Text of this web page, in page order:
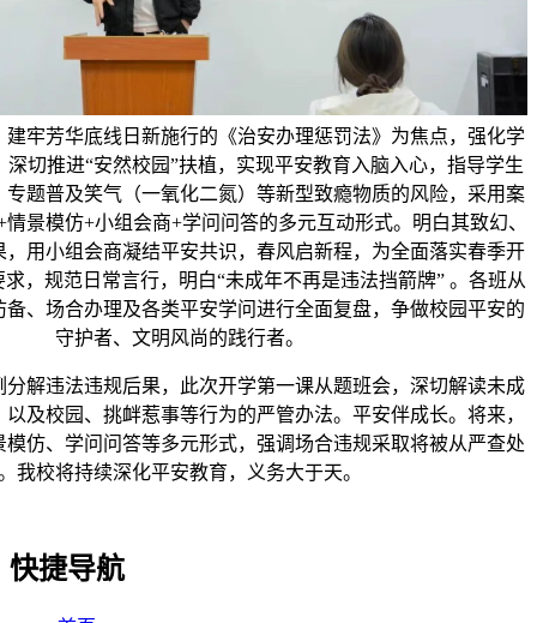
建牢芳华底线日新施行的《治安办理惩罚法》为焦点，强化学
切推进“安然校园”扶植，实现平安教育入脑入心，指导学生
专题普及笑气（一氧化二氮）等新型致瘾物质的风险，采用案
景模仿+小组会商+学问问答的多元互动形式。明白其致幻、
，用小组会商凝结平安共识，春风启新程，为全面落实春季开
，规范日常言行，明白“未成年不再是违法挡箭牌” 。各班从
、场合办理及各类平安学问进行全面复盘，争做校园平安的
守护者、文明风尚的践行者。
违法违规后果，此次开学第一课从题班会，深切解读未成
及校园、挑衅惹事等行为的严管办法。平安伴成长。将来，
仿、学问问答等多元形式，强调场合违规采取将被从严查处
我校将持续深化平安教育，义务大于天。
快捷导航